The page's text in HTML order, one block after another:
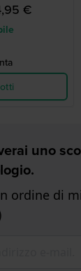
€
uno
ordine di